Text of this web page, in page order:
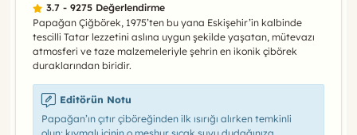
3.7 - 9275 Değerlendirme
Papağan Çiğbörek, 1975’ten bu yana Eskişehir’in kalbinde
tescilli Tatar lezzetini aslına uygun şekilde yaşatan, mütevazı
atmosferi ve taze malzemeleriyle şehrin en ikonik çibörek
duraklarından biridir.
Editörün Notu
Papağan’ın çıtır çiböreğinden ilk ısırığı alırken temkinli